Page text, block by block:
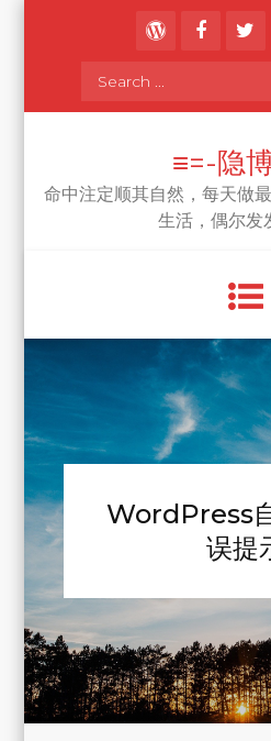
Search
≡=-隐
命中注定顺其自然，每天做
生活，偶尔发
WordPress
误提